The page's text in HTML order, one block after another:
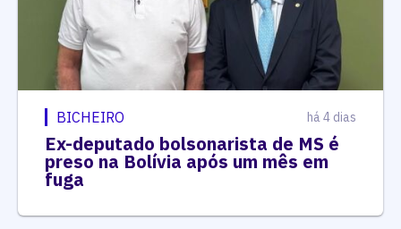
BICHEIRO há 4 dias
Ex-deputado bolsonarista de MS é
preso na Bolívia após um mês em
fuga